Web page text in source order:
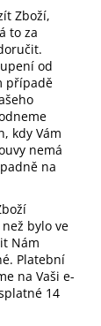
Zboží,
to za
od
případě
kdy Vám
nemá
na
bylo ve
Nám
Platební
na Vaši e-
14